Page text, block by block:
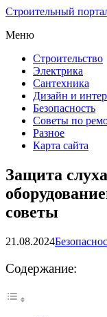
Строительный
Меню
Строительство
Электрика
Сантехника
Дизайн и
Безопасность
Советы по
Разное
Карта сайта
Защита
советы
21.08.2024
Содержание: